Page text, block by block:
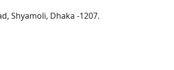
Shyamoli, Dhaka -1207.